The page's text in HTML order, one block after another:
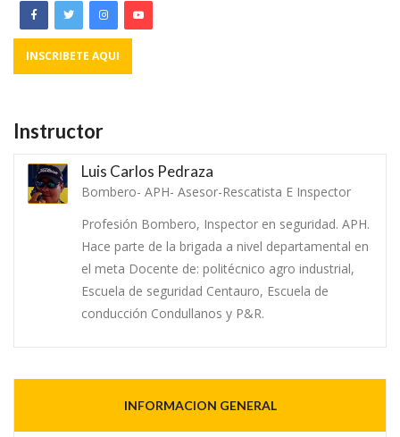
INSCRIBETE AQUI
Instructor
Luis Carlos Pedraza
Bombero- APH- Asesor-Rescatista E Inspector
Profesión Bombero, Inspector en seguridad. APH.
Hace parte de la brigada a nivel departamental en
el meta Docente de: politécnico agro industrial,
Escuela de seguridad Centauro, Escuela de
conducción Condullanos y P&R.
INFORMACION GENERAL